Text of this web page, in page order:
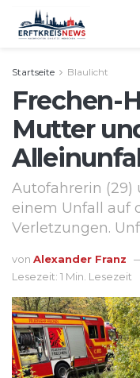
Startseite Blaulicht
Frechen-
Mutter
Autofahrerin (29)
einem Unfall auf
Verletzungen.
von Alexander Franz
Lesezeit: 1 Min. Lesezeit